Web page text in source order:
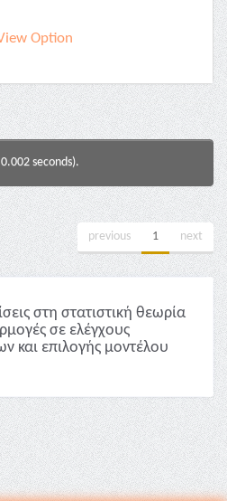
Option
seconds).
previous 1 next
στη στατιστική θεωρία
σε ελέγχους
και επιλογής μοντέλου